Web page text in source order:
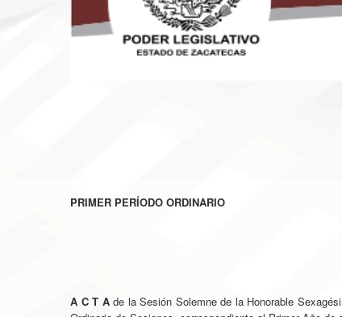
PRIMER PERÍODO ORDINARIO
A C T Ade la Sesión Solemne de la Honorable